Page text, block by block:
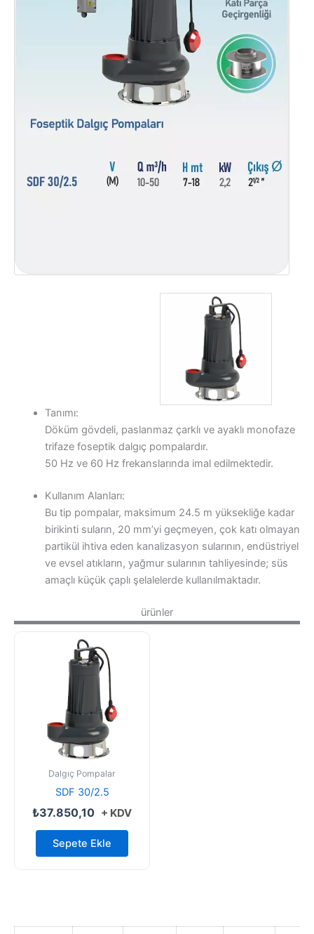
Tanımı:
Döküm gövdeli, paslanmaz çarklı ve ayaklı monofaze
trifaze foseptik dalgıç pompalardır.
50 Hz ve 60 Hz frekanslarında imal edilmektedir.
Kullanım Alanları:
Bu tip pompalar, maksimum 24.5 m yüksekliğe kadar
birikinti suların, 20 mm’yi geçmeyen, çok katı olmayan
partikül ihtiva eden kanalizasyon sularının, endüstriyel
ve evsel atıkların, yağmur sularının tahliyesinde; süs
amaçlı küçük çaplı şelalelerde kullanılmaktadır.
ürünler
Dalgıç Pompalar
SDF 30/2.5
₺37.850,10 + KDV
Sepete Ekle